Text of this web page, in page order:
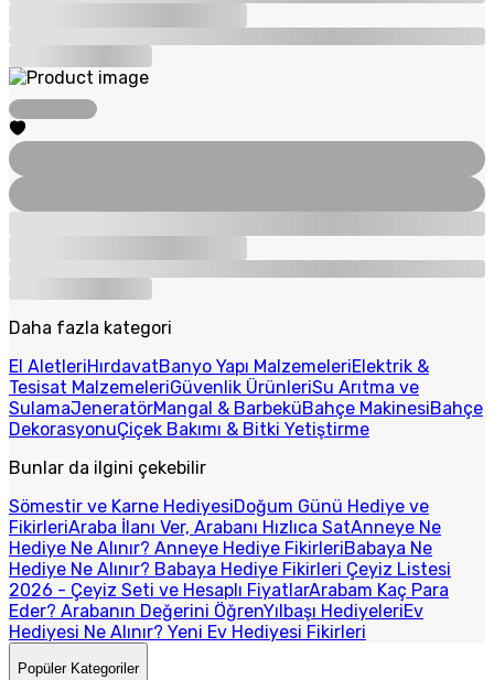
Daha fazla kategori
El AletleriHırdavatBanyo Yapı MalzemeleriElektrik &
Tesisat MalzemeleriGüvenlik ÜrünleriSu Arıtma ve
SulamaJeneratörMangal & BarbeküBahçe MakinesiBahçe
DekorasyonuÇiçek Bakımı & Bitki Yetiştirme
Bunlar da ilgini çekebilir
Sömestir ve Karne HediyesiDoğum Günü Hediye ve
FikirleriAraba İlanı Ver, Arabanı Hızlıca SatAnneye Ne
Hediye Ne Alınır? Anneye Hediye FikirleriBabaya Ne
Hediye Ne Alınır? Babaya Hediye Fikirleri Çeyiz Listesi
2026 - Çeyiz Seti ve Hesaplı FiyatlarArabam Kaç Para
Eder? Arabanın Değerini ÖğrenYılbaşı HediyeleriEv
Hediyesi Ne Alınır? Yeni Ev Hediyesi Fikirleri
Popüler Kategoriler